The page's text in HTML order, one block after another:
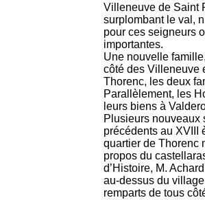
Villeneuve de Saint
surplombant le val,
pour ces seigneurs
importantes.
Une nouvelle
côté des Villeneuve
Thorenc, les deux
Parallèlement, les
leurs biens à
Plusieurs nouveaux
précédents au XVIII
quartier de Thorenc
propos du
d’Histoire, M.
au-dessus du
remparts de tous